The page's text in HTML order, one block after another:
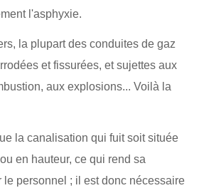
l'asphyxie.
la plupart des conduites de gaz
et fissurées, et sujettes aux
aux explosions... Voilà la
la canalisation qui fuit soit située
en hauteur, ce qui rend sa
personnel ; il est donc nécessaire